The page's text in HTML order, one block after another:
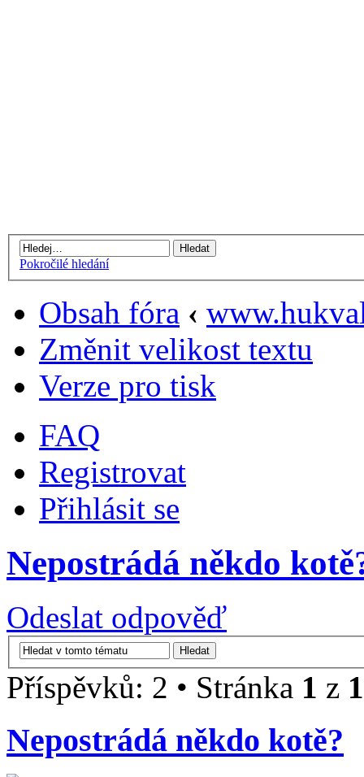
Pokročilé hledání
Obsah fóra ‹
Změnit velikost textu
Verze pro tisk
FAQ
Registrovat
Přihlásit se
Nepostrádá někdo
Odeslat odpověď
Příspěvků: 2 • Stránka 1 z 1
Nepostrádá někdo kotě?